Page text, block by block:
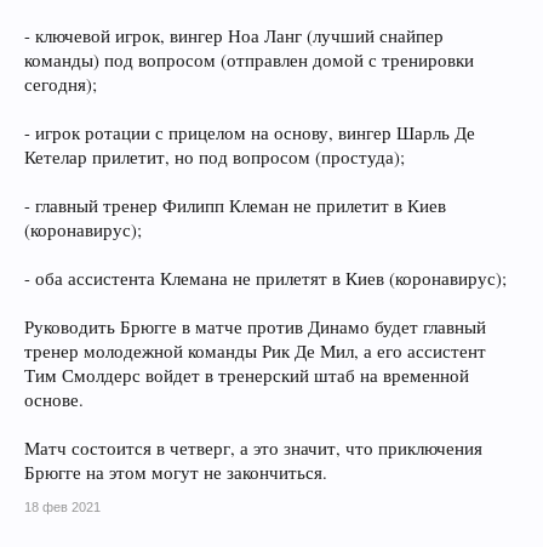
- ключевой игрок, вингер Ноа Ланг (лучший снайпер
команды) под вопросом (отправлен домой с тренировки
сегодня);
- игрок ротации с прицелом на основу, вингер Шарль Де
Кетелар прилетит, но под вопросом (простуда);
- главный тренер Филипп Клеман не прилетит в Киев
(коронавирус);
- оба ассистента Клемана не прилетят в Киев (коронавирус);
Руководить Брюгге в матче против Динамо будет главный
тренер молодежной команды Рик Де Мил, а его ассистент
Тим Смолдерс войдет в тренерский штаб на временной
основе.
Матч состоится в четверг, а это значит, что приключения
Брюгге на этом могут не закончиться.
18 фев 2021